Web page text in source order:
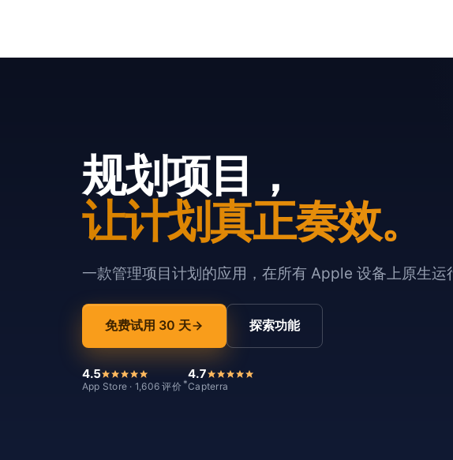
规划项目，
让计划真正奏效。
一款管理项目计划的应用，在所有 Apple 设备上原生运
免费试用 30 天 探索功能
4.5
App Store · 1,606 评价 *
4.7
Capterra